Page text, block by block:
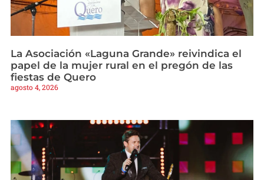
La Asociación «Laguna Grande» reivindica el
papel de la mujer rural en el pregón de las
fiestas de Quero
agosto 4, 2026